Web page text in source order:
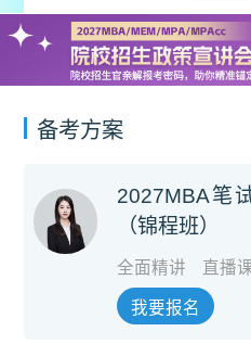
备考方案
2027MBA笔
（锦程班）
全面精讲 直播
我要报名